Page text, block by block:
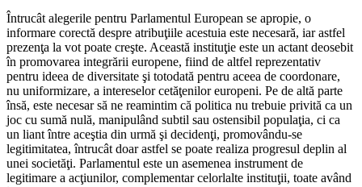
Întrucât alegerile pentru Parlamentul European se apropie, o
informare corectă despre atribuţiile acestuia este necesară, iar astfel
prezenţa la vot poate creşte. Această instituţie este un actant deosebit
în promovarea integrării europene, fiind de altfel reprezentativ
pentru ideea de diversitate şi totodată pentru aceea de coordonare,
nu uniformizare, a intereselor cetăţenilor europeni. Pe de altă parte
însă, este necesar să ne reamintim că politica nu trebuie privită ca un
joc cu sumă nulă, manipulând subtil sau ostensibil populaţia, ci ca
un liant între aceştia din urmă şi decidenţi, promovându-se
legitimitatea, întrucât doar astfel se poate realiza progresul deplin al
unei societăţi. Parlamentul este un asemenea instrument de
legitimare a acţiunilor, complementar celorlalte instituţii, toate având